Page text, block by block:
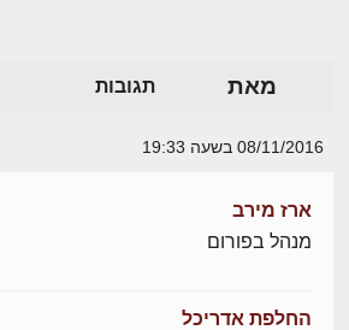
מאת תגובות
08/11/2016 בשעה 19:33
ארז מירב
מנהל בפורום
החלפת אדריכל